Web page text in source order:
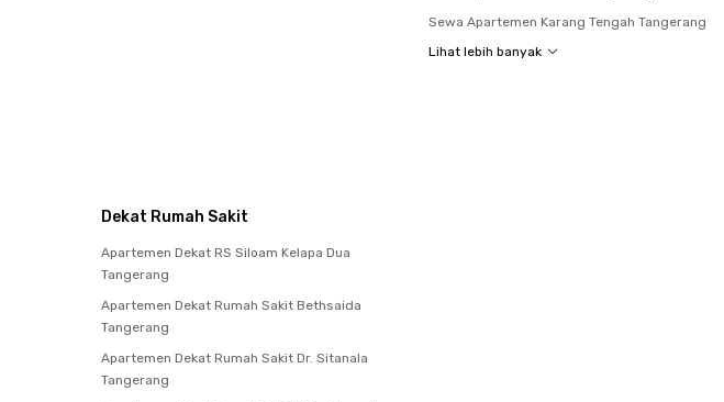
Sewa Apartemen Karang Tengah Tangerang
Lihat lebih banyak
Dekat Rumah Sakit
Apartemen Dekat RS Siloam Kelapa Dua
Tangerang
Apartemen Dekat Rumah Sakit Bethsaida
Tangerang
Apartemen Dekat Rumah Sakit Dr. Sitanala
Tangerang